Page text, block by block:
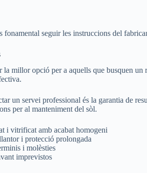
fonamental seguir les instruccions del
millor opció per a aquells que busquen
un servei professional és la garantia de
per al manteniment del sòl.
i vitrificat amb acabat homogeni
i protecció prolongada
i molèsties
imprevistos